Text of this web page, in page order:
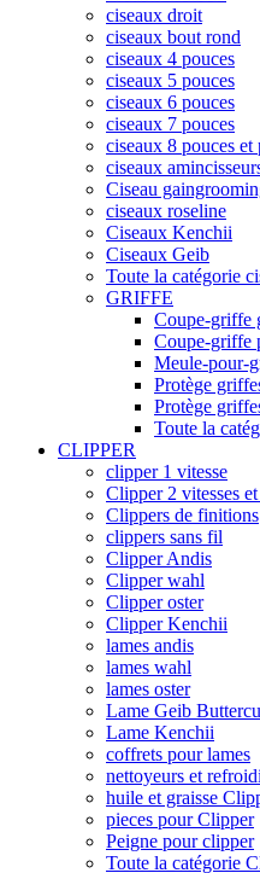
ciseaux droit
ciseaux bout rond
ciseaux 4 pouces
ciseaux 5 pouces
ciseaux 6 pouces
ciseaux 7 pouces
ciseaux 8 pouces et
ciseaux
Ciseau
ciseaux roseline
Ciseaux Kenchii
Ciseaux Geib
Toute la catégorie
GRIFFE
Coupe-griffe
Coupe-griffe
Meule-pour-
Protège
Protège
Toute la
CLIPPER
clipper 1 vitesse
Clipper 2 vitesses
Clippers de finitions
clippers sans fil
Clipper Andis
Clipper wahl
Clipper oster
Clipper Kenchii
lames andis
lames wahl
lames oster
Lame Geib
Lame Kenchii
coffrets pour lames
nettoyeurs et
huile et graisse
pieces pour Clipper
Peigne pour clipper
Toute la catégorie